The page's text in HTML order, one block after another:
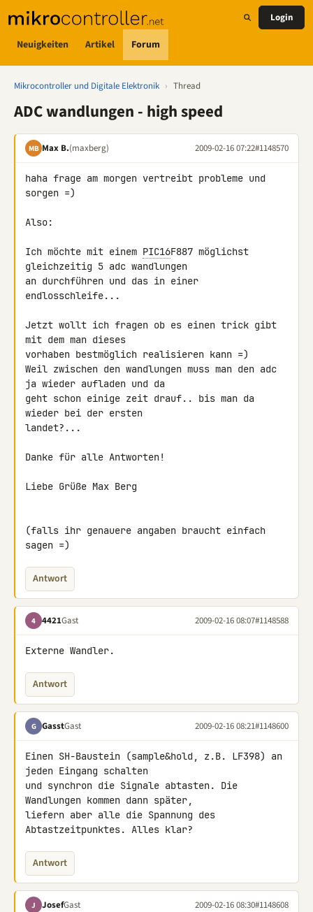
Neuigkeiten Artikel Forum
Login
Mikrocontroller und Digitale Elektronik › Thread
ADC wandlungen - high speed
MB Max B.(maxberg) 2009-02-16 07:22#1148570
haha frage am morgen vertreibt probleme und
sorgen =)
Also:
Ich möchte mit einem PIC16F887 möglichst
gleichzeitig 5 adc wandlungen
an durchführen und das in einer
endlosschleife...
Jetzt wollt ich fragen ob es einen trick gibt
mit dem man dieses
vorhaben bestmöglich realisieren kann =)
Weil zwischen den wandlungen muss man den adc
ja wieder aufladen und da
geht schon einige zeit drauf.. bis man da
wieder bei der ersten
landet?...
Danke für alle Antworten!
Liebe Grüße Max Berg
(falls ihr genauere angaben braucht einfach
sagen =)
Antwort
4 4421Gast 2009-02-16 08:07#1148588
Externe Wandler.
Antwort
G GasstGast 2009-02-16 08:21#1148600
Einen SH-Baustein (sample&hold, z.B. LF398) an
jeden Eingang schalten
und synchron die Signale abtasten. Die
Wandlungen kommen dann später,
liefern aber alle die Spannung des
Abtastzeitpunktes. Alles klar?
Antwort
J JosefGast 2009-02-16 08:30#1148608